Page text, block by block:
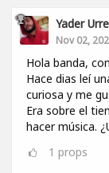
Yader
Nov 02,
Hola banda,
Hace dias leí
curiosa y me
Era sobre el
hacer música.
1 props